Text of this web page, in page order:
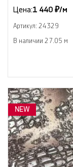
Цена:1 440 ₽/м
Артикул: 24329
В наличии 27.05 м
NEW